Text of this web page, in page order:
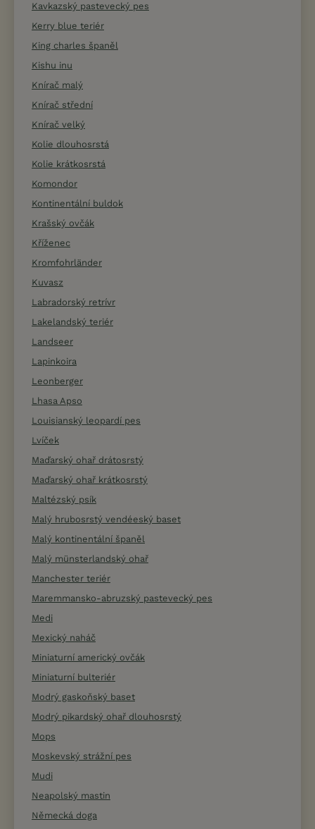
Kavkazský pastevecký pes
Kerry blue teriér
King charles španěl
Kishu inu
Knírač malý
Knírač střední
Knírač velký
Kolie dlouhosrstá
Kolie krátkosrstá
Komondor
Kontinentální buldok
Krašský ovčák
Kříženec
Kromfohrländer
Kuvasz
Labradorský retrívr
Lakelandský teriér
Landseer
Lapinkoira
Leonberger
Lhasa Apso
Louisianský leopardí pes
Lvíček
Maďarský ohař drátosrstý
Maďarský ohař krátkosrstý
Maltézský psík
Malý hrubosrstý vendéeský baset
Malý kontinentální španěl
Malý münsterlandský ohař
Manchester teriér
Maremmansko-abruzský pastevecký pes
Medi
Mexický naháč
Miniaturní americký ovčák
Miniaturní bulteriér
Modrý gaskoňský baset
Modrý pikardský ohař dlouhosrstý
Mops
Moskevský strážní pes
Mudi
Neapolský mastin
Německá doga